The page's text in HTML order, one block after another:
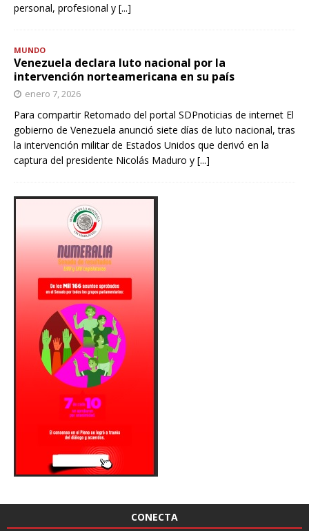
personal, profesional y [...]
MUNDO
Venezuela declara luto nacional por la
intervención norteamericana en su país
enero 7, 2026
Para compartir Retomado del portal SDPnoticias de internet El
gobierno de Venezuela anunció siete días de luto nacional, tras
la intervención militar de Estados Unidos que derivó en la
captura del presidente Nicolás Maduro y [...]
CONECTA